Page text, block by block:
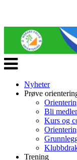
Veksle
navigasjon
Nyheter
Prøve
Bli
Kurs og
Trening